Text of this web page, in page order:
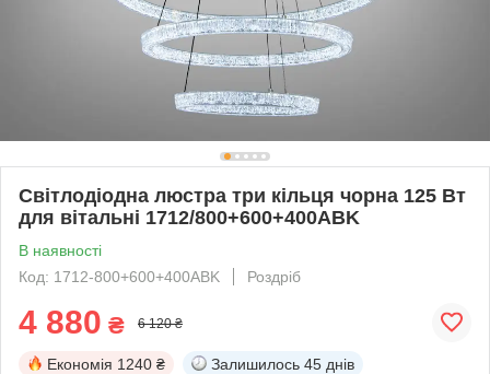
Світлодіодна люстра три кільця чорна 125 Вт
для вітальні 1712/800+600+400ABK
В наявності
Код: 1712-800+600+400ABK
Роздріб
4 880 ₴ 6 120 ₴
Економія 1240 ₴ Залишилось 45 днів